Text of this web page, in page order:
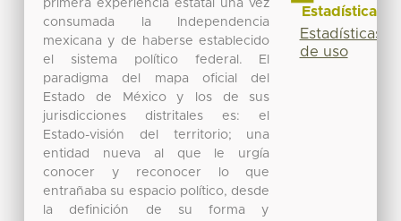
primera experiencia estatal una vez
consumada la Independencia
mexicana y de haberse establecido
el sistema político federal. El
paradigma del mapa oficial del
Estado de México y los de sus
jurisdicciones distritales es: el
Estado-visión del territorio; una
entidad nueva al que le urgía
conocer y reconocer lo que
entrañaba su espacio político, desde
la definición de su forma y
Estadísticas
Estadísticas
de uso